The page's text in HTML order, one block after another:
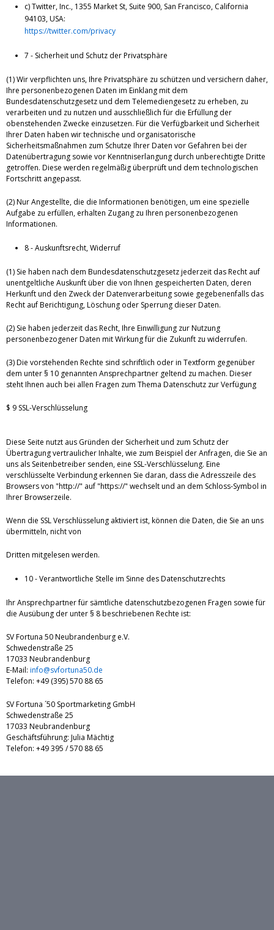
c) Twitter, Inc., 1355 Market St, Suite 900, San Francisco, California
94103, USA:
https://twitter.com/privacy
7 - Sicherheit und Schutz der Privatsphäre
(1) Wir verpflichten uns, Ihre Privatsphäre zu schützen und versichern daher,
Ihre personenbezogenen Daten im Einklang mit dem
Bundesdatenschutzgesetz und dem Telemediengesetz zu erheben, zu
verarbeiten und zu nutzen und ausschließlich für die Erfüllung der
obenstehenden Zwecke einzusetzen. Für die Verfügbarkeit und Sicherheit
Ihrer Daten haben wir technische und organisatorische
Sicherheitsmaßnahmen zum Schutze Ihrer Daten vor Gefahren bei der
Datenübertragung sowie vor Kenntniserlangung durch unberechtigte Dritte
getroffen. Diese werden regelmäßig überprüft und dem technologischen
Fortschritt angepasst.
(2) Nur Angestellte, die die Informationen benötigen, um eine spezielle
Aufgabe zu erfüllen, erhalten Zugang zu Ihren personenbezogenen
Informationen.
8 - Auskunftsrecht, Widerruf
(1) Sie haben nach dem Bundesdatenschutzgesetz jederzeit das Recht auf
unentgeltliche Auskunft über die von Ihnen gespeicherten Daten, deren
Herkunft und den Zweck der Datenverarbeitung sowie gegebenenfalls das
Recht auf Berichtigung, Löschung oder Sperrung dieser Daten.
(2) Sie haben jederzeit das Recht, Ihre Einwilligung zur Nutzung
personenbezogener Daten mit Wirkung für die Zukunft zu widerrufen.
(3) Die vorstehenden Rechte sind schriftlich oder in Textform gegenüber
dem unter § 10 genannten Ansprechpartner geltend zu machen. Dieser
steht Ihnen auch bei allen Fragen zum Thema Datenschutz zur Verfügung
$ 9 SSL-Verschlüsselung
Diese Seite nutzt aus Gründen der Sicherheit und zum Schutz der
Übertragung vertraulicher Inhalte, wie zum Beispiel der Anfragen, die Sie an
uns als Seitenbetreiber senden, eine SSL-Verschlüsselung. Eine
verschlüsselte Verbindung erkennen Sie daran, dass die Adresszeile des
Browsers von "http://" auf "https://" wechselt und an dem Schloss-Symbol in
Ihrer Browserzeile.
Wenn die SSL Verschlüsselung aktiviert ist, können die Daten, die Sie an uns
übermitteln, nicht von
Dritten mitgelesen werden.
10 - Verantwortliche Stelle im Sinne des Datenschutzrechts
Ihr Ansprechpartner für sämtliche datenschutzbezogenen Fragen sowie für
die Ausübung der unter § 8 beschriebenen Rechte ist:
SV Fortuna 50 Neubrandenburg e.V.
Schwedenstraße 25
17033 Neubrandenburg
E-Mail: info@svfortuna50.de
Telefon: +49 (395) 570 88 65
SV Fortuna ´50 Sportmarketing GmbH
Schwedenstraße 25
17033 Neubrandenburg
Geschäftsführung: Julia Mächtig
Telefon: +49 395 / 570 88 65